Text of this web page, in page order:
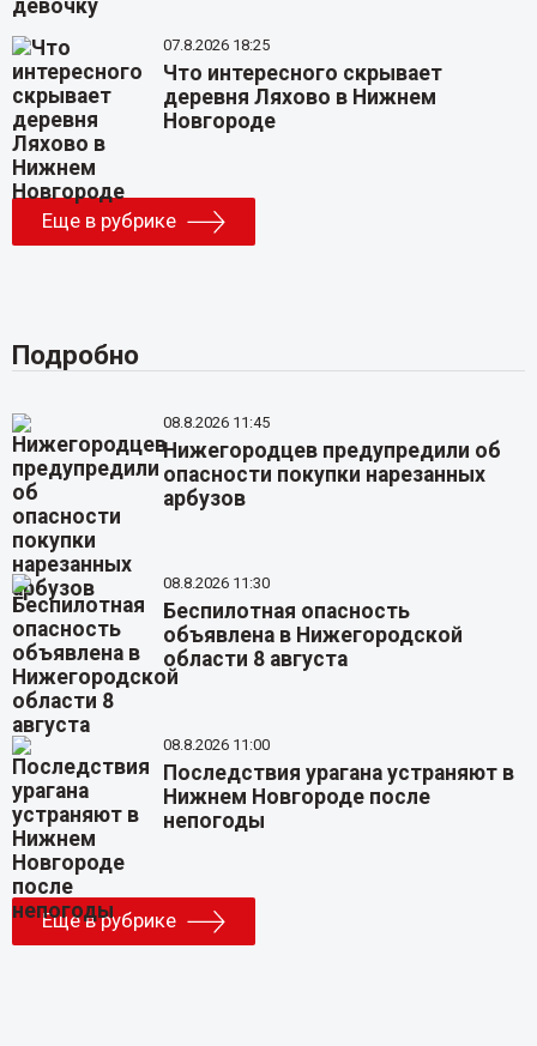
07.8.2026 18:25
Что интересного скрывает
деревня Ляхово в Нижнем
Новгороде
Еще в рубрике
Подробно
08.8.2026 11:45
Нижегородцев предупредили об
опасности покупки нарезанных
арбузов
08.8.2026 11:30
Беспилотная опасность
объявлена в Нижегородской
области 8 августа
08.8.2026 11:00
Последствия урагана устраняют в
Нижнем Новгороде после
непогоды
Еще в рубрике